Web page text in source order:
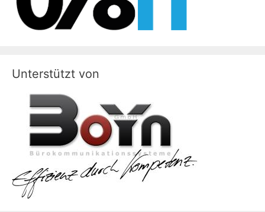
Unterstützt von